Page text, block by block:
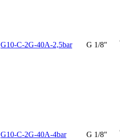
G10-C-2G-40A-2,5bar G 1/8"
G10-C-2G-40A-4bar G 1/8"